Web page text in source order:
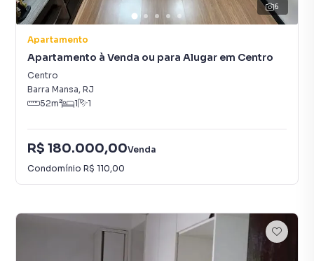
6
Apartamento
Apartamento à Venda ou para Alugar em Centro
Centro
Barra Mansa, RJ
52m² 1 1
R$ 180.000,00Venda
Condomínio R$ 110,00